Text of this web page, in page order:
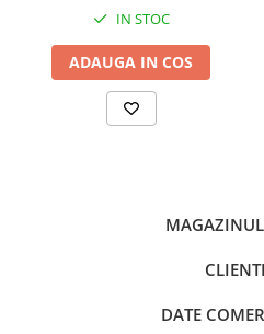
IN STOC
ADAUGA IN COS
CLIENTI
DATE